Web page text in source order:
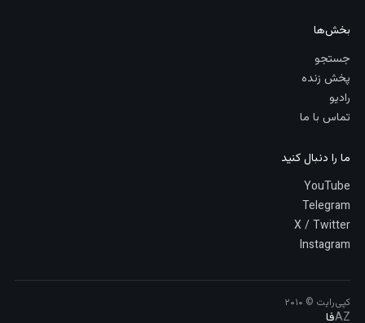
بخش‌ها
جستجو
پخش زنده
رادیو
تماس با ما
ما را دنبال کنید
YouTube
Telegram
X / Twitter
Instagram
کپی‌رایت © ۲۰۱۰
AZفا